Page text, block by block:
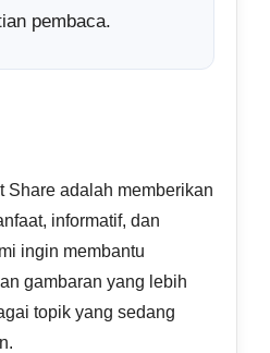
pembaca.
Share adalah memberikan
informatif, dan
ingin membantu
gambaran yang lebih
topik yang sedang